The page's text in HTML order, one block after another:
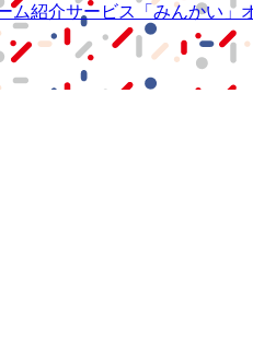
ム紹介サービス 「みんかい」